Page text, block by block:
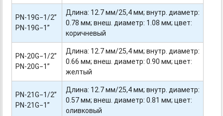
PN-19G−1/2”
PN-19G−1”
Длина: 12.7 мм/25,4 мм; внутр. диаметр:
0.78 мм; внеш. диаметр: 1.08 мм; цвет:
коричневый
PN-20G−1/2”
PN-20G−1”
Длина: 12.7 мм/25,4 мм; внутр. диаметр:
0.66 мм; внеш. диаметр: 0.90 мм; цвет:
желтый
PN-21G−1/2”
PN-21G−1”
Длина: 12.7 мм/25,4 мм; внутр. диаметр:
0.57 мм; внеш. диаметр: 0.81 мм; цвет:
оливковый